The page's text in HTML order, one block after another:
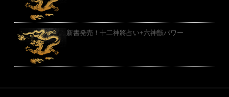
新書発売！十二神將占い+六神獣パワー